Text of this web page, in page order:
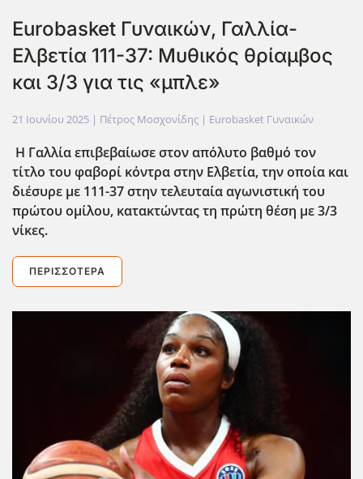
Eurobasket Γυναικών, Γαλλία-
Ελβετία 111-37: Μυθικός θρίαμβος
και 3/3 για τις «μπλε»
21 Ιουνίου 2025 | Πέτρος Μοσχονίδης | Eurobasket Γυναικών
Η Γαλλία επιβεβαίωσε στον απόλυτο βαθμό τον
τίτλο του φαβορί κόντρα στην Ελβετία, την οποία και
διέσυρε με 111-37 στην τελευταία αγωνιστική του
πρώτου ομίλου, κατακτώντας τη πρώτη θέση με 3/3
νίκες.
ΠΕΡΙΣΣΌΤΕΡΑ